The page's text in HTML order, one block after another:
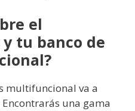
el
tu banco de
multifuncional va a
una gama